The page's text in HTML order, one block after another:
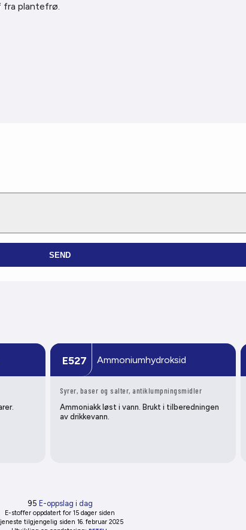
fra plantefrø.
SEND
E527 Ammoniumhydroksid
Syrer, baser og salter, antiklumpningsmidler
Ammoniakk løst i vann. Brukt i tilberedningen
av drikkevann.
95 E-oppslag i dag
E-stoffer oppdatert for 15 dager siden
tilgjengelig siden 16. februar 2025